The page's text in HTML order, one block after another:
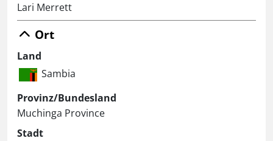
Lari Merrett
Ort
Land
Sambia
Provinz/Bundesland
Muchinga Province
Stadt